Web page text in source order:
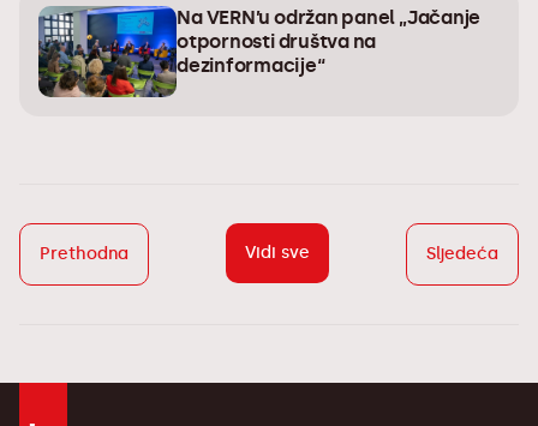
Na VERN’u održan panel „Jačanje
otpornosti društva na
dezinformacije“
Prethodna Vidi sve Sljedeća